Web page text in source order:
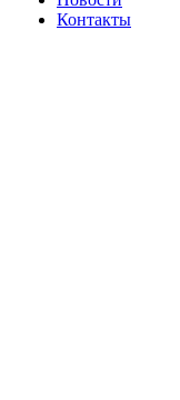
Контакты